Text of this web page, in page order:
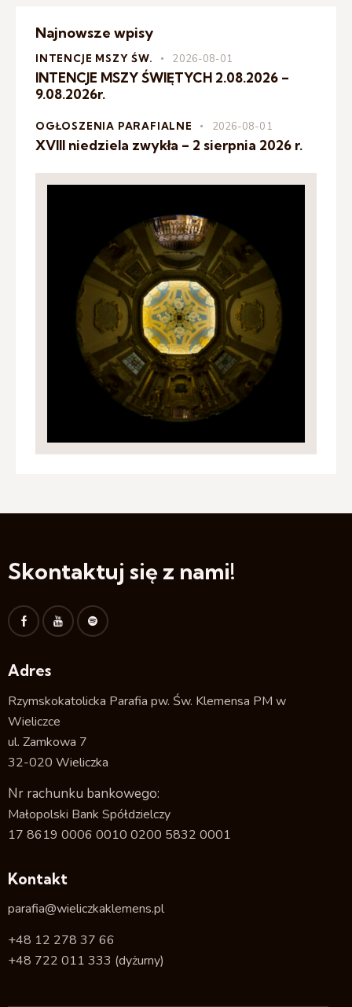
Najnowsze wpisy
INTENCJE MSZY ŚW. 2026-08-01
INTENCJE MSZY ŚWIĘTYCH 2.08.2026 –
9.08.2026r.
OGŁOSZENIA PARAFIALNE 2026-08-01
XVIII niedziela zwykła – 2 sierpnia 2026 r.
Skontaktuj się z nami!
Adres
Rzymskokatolicka Parafia pw. Św. Klemensa PM w
Wieliczce
ul. Zamkowa 7
32-020 Wieliczka
Nr rachunku bankowego:
Małopolski Bank Spółdzielczy
17 8619 0006 0010 0200 5832 0001
Kontakt
parafia@wieliczkaklemens.pl
+48 12 278 37 66
+48 722 011 333 (dyżurny)